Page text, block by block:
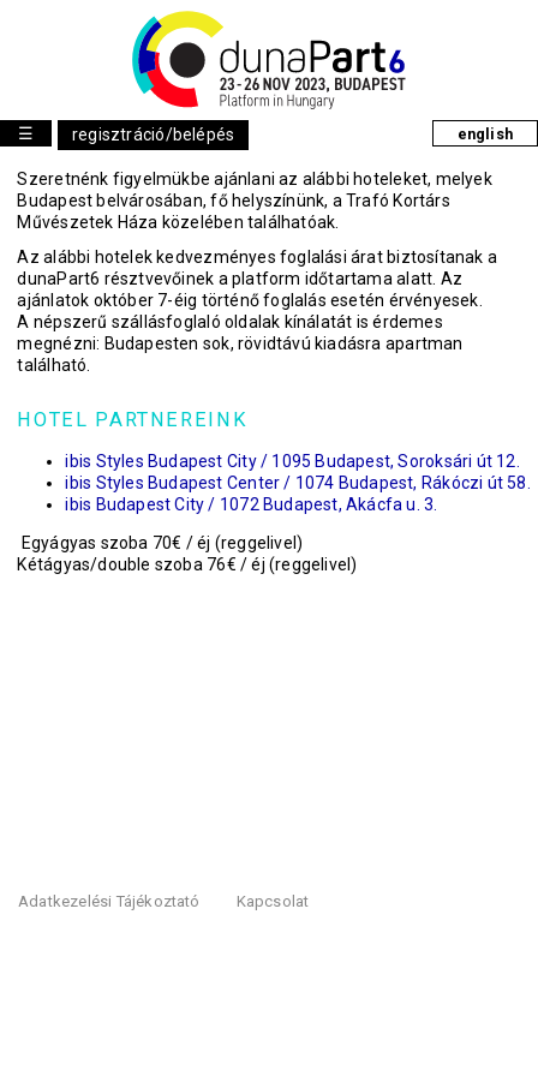
☰ regisztráció/belépés english
Szeretnénk figyelmükbe ajánlani az alábbi hoteleket, melyek
Budapest belvárosában, fő helyszínünk, a Trafó Kortárs
Művészetek Háza közelében találhatóak.
Az alábbi hotelek kedvezményes foglalási árat biztosítanak a
dunaPart6 résztvevőinek a platform időtartama alatt. Az
ajánlatok október 7-éig történő foglalás esetén érvényesek.
A népszerű szállásfoglaló oldalak kínálatát is érdemes
megnézni: Budapesten sok, rövidtávú kiadásra apartman
található.
HOTEL PARTNEREINK
ibis Styles Budapest City / 1095 Budapest, Soroksári út 12.
ibis Styles Budapest Center / 1074 Budapest, Rákóczi út 58.
ibis Budapest City / 1072 Budapest, Akácfa u. 3.
Egyágyas szoba 70€ / éj (reggelivel)
Kétágyas/double szoba 76€ / éj (reggelivel)
Adatkezelési Tájékoztató Kapcsolat